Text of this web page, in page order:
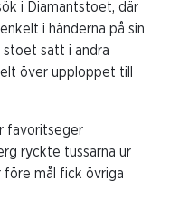
i Diamantstoet, där
i händerna på sin
satt i andra
över upploppet till
favoritseger
ryckte tussarna ur
mål fick övriga